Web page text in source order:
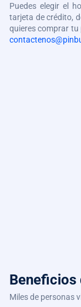
Puedes elegir el
tarjeta de crédito,
quieres comprar tu
Miles de personas